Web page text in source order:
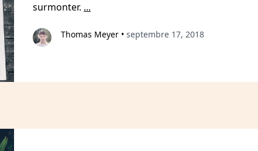
surmonter. ...
Thomas Meyer • septembre 17, 2018